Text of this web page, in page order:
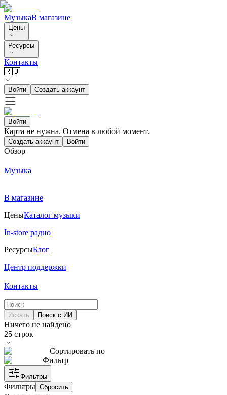
МузыкаВ магазине
Цены
Ресурсы
Контакты
🇷🇺
Войти Создать аккаунт
Войти
Карта не нужна. Отмена в любой момент.
Создать аккаунт Войти
Обзор
Музыка
В магазине
ЦеныКаталог музыки
In-store радио
РесурсыБлог
Центр поддержки
Контакты
Искать Поиск с ИИ
Ничего не найдено
25 строк
Сортировать по
Фильтр
Фильтры
Фильтры Сбросить